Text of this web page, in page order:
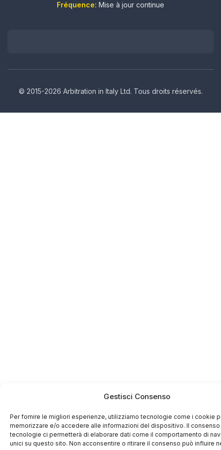
Gestisci Consenso
Per fornire le migliori esperienze, utilizziamo tecnologie come i cookie
memorizzare e/o accedere alle informazioni del dispositivo. Il
tecnologie ci permetterà di elaborare dati come il comportamento di
unici su questo sito. Non acconsentire o ritirare il consenso può influire
Fréquence: Mise à jour continue
© 2015-2026 Arbitration in Italy Ltd. Tous droits réservés.